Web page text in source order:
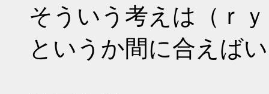
そういう考えは（ｒｙ
というか間に合えば